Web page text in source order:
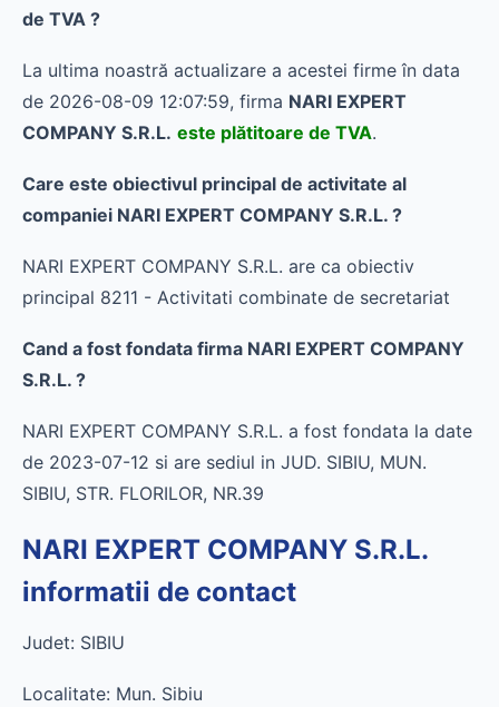
de TVA ?
La ultima noastră actualizare a acestei firme în data
de 2026-08-09 12:07:59, firma NARI EXPERT
COMPANY S.R.L. este plătitoare de TVA.
Care este obiectivul principal de activitate al
companiei NARI EXPERT COMPANY S.R.L. ?
NARI EXPERT COMPANY S.R.L. are ca obiectiv
principal 8211 - Activitati combinate de secretariat
Cand a fost fondata firma NARI EXPERT COMPANY
S.R.L. ?
NARI EXPERT COMPANY S.R.L. a fost fondata la date
de 2023-07-12 si are sediul in JUD. SIBIU, MUN.
SIBIU, STR. FLORILOR, NR.39
NARI EXPERT COMPANY S.R.L.
informatii de contact
Judet: SIBIU
Localitate: Mun. Sibiu